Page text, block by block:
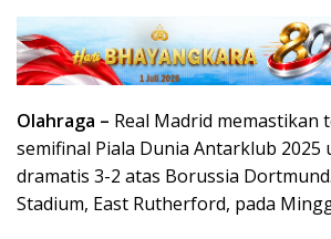
Olahraga – Real Madrid memastikan
semifinal Piala Dunia Antarklub 2025
dramatis 3-2 atas Borussia
Stadium, East Rutherford, pada